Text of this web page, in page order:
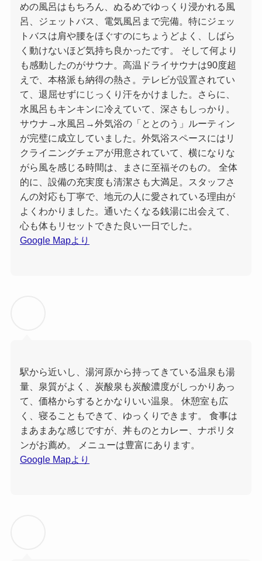
めの風呂はもちろん、ぬるめでゆっくり浸かれる風
呂、ジェットバス、電気風呂まで完備。特にジェッ
トバスは肩や腰をほぐすのにちょうどよく、しばら
く動けないほど気持ち良かったです。 そして何より
も感動したのがサウナ。高温ドライサウナは90度超
えで、本格派も納得の熱さ。テレビが設置されてい
て、退屈せずにじっくり汗をかけました。さらに、
水風呂もキンキンに冷えていて、深さもしっかり。
サウナ→水風呂→外気浴の「ととのう」ルーティン
が完璧に成立していました。外気浴スペースにはリ
クライニングチェアが用意されていて、横になりな
がら風を感じる時間は、まさに至福そのもの。 全体
的に、設備の充実度も清潔さも大満足。スタッフさ
んの対応も丁寧で、地元の人に愛されている理由が
よくわかりました。通いたくなる銭湯に出会えて、
心も体もリセットできた良い一日でした。
Google Mapより
駅から近いし、湯河原から持ってきている温泉も湯
量、泉質がよく、炭酸泉も炭酸濃度がしっかりあっ
て、価格からするとかなりいい温泉。 休憩室も広
く、寝ることもできて、ゆっくりできます。 食事は
まあまあな感じですが、丼ものとカレー、ナポリタ
ンがお薦め。 メニューは豊富にあります。
Google Mapより